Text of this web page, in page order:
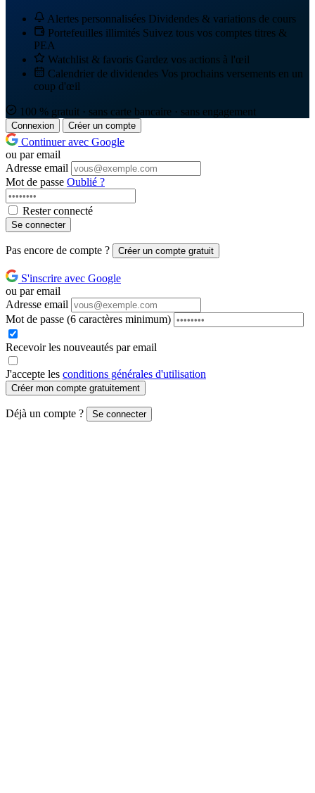
Alertes personnalisées Dividendes & variations de cours
Portefeuilles illimités Suivez tous vos comptes titres &
PEA
Watchlist & favoris Gardez vos actions à l'œil
Calendrier de dividendes Vos prochains versements en un
coup d'œil
100 % gratuit · sans carte bancaire · sans engagement
Connexion Créer un compte
Continuer avec Google
ou par email
Adresse email
Mot de passe Oublié ?
Rester connecté
Se connecter
Pas encore de compte ? Créer un compte gratuit
S'inscrire avec Google
ou par email
Adresse email
Mot de passe (6 caractères minimum)
Recevoir les nouveautés par email
J'accepte les conditions générales d'utilisation
Créer mon compte gratuitement
Déjà un compte ? Se connecter